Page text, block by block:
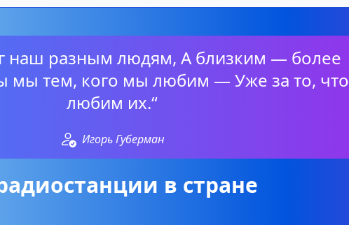
наш разным людям, А близким — более
мы тем, кого мы любим — Уже за то, что
любим их.“
Игорь Губерман
в стране